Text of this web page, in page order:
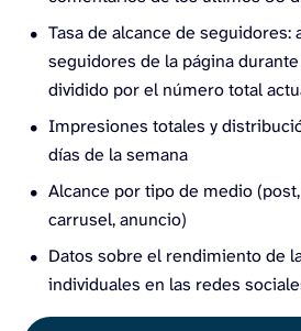
Tasa de alcance de seguidores:
seguidores de la página
dividido por el número total
Impresiones totales y
días de la semana
Alcance por tipo de medio
carrusel, anuncio)
Datos sobre el rendimiento de
individuales en las redes